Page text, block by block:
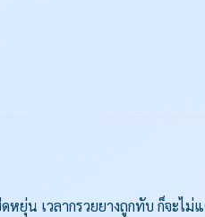
หยุ่น เวลากรวยยางถูกทับ ก็จะไ